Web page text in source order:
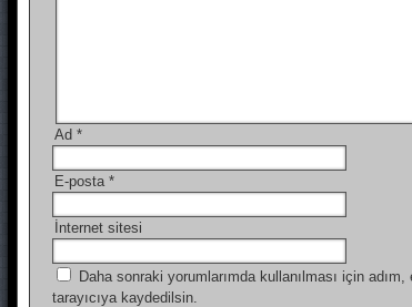
Ad *
E-posta *
İnternet sitesi
Daha sonraki yorumlarımda kullanılması için
tarayıcıya kaydedilsin.